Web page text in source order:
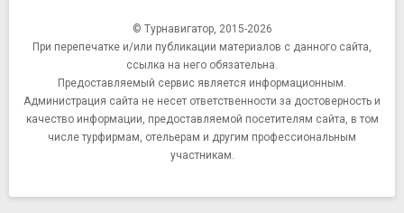
© Турнавигатор, 2015-2026
При перепечатке и/или публикации материалов с данного сайта,
ссылка на него обязательна.
Предоставляемый сервис является информационным.
Администрация сайта не несет ответственности за достоверность и
качество информации, предоставляемой посетителям сайта, в том
числе турфирмам, отельерам и другим профессиональным
участникам.